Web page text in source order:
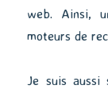
web. Ainsi,
moteurs de
Je suis